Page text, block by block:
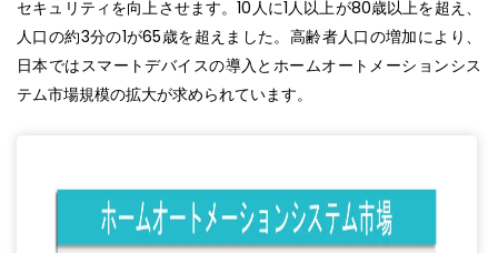
セキュリティを向上させます。10人に1人以上が80歳以上を超え、
人口の約3分の1が65歳を超えました。高齢者人口の増加により、
日本ではスマートデバイスの導入とホームオートメーションシス
テム市場規模の拡大が求められています。